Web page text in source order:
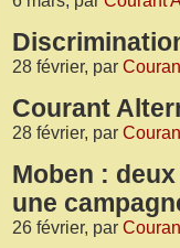
28 février, par
Courant
28 février, par
Moben :
une
26 février, par